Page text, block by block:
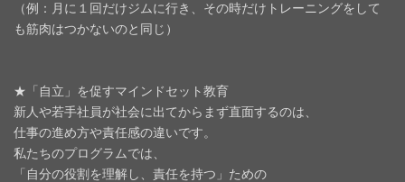
（例：月に１回だけジムに行き、その時だけトレーニングをして
も筋肉はつかないのと同じ）
★「自立」
を促すマインドセット教育
新人や若手社員が社会に出てからまず直面するのは、
仕事の進め方や責任感の違いです。
私たちのプログラムでは、
「自分の役割を理解し、責任を持つ」ための